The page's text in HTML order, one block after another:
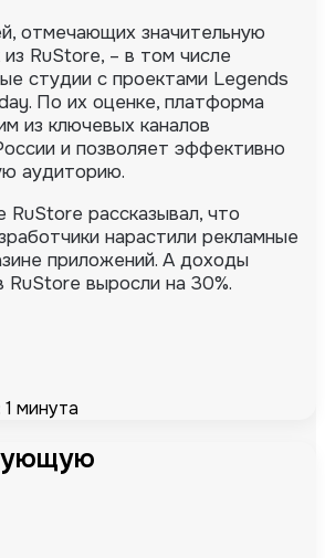
отмечающих значительную
RuStore, – в том числе
студии с проектами Legends
По их оценке, платформа
из ключевых каналов
и позволяет эффективно
аудиторию.
RuStore рассказывал, что
нарастили рекламные
приложений. А доходы
RuStore выросли на 30%.
минута